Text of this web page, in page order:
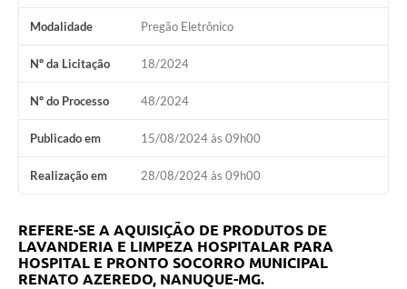
Modalidade Pregão Eletrônico
Nº da Licitação 18/2024
Nº do Processo 48/2024
Publicado em 15/08/2024 às 09h00
Realização em 28/08/2024 às 09h00
REFERE-SE A AQUISIÇÃO DE PRODUTOS DE
LAVANDERIA E LIMPEZA HOSPITALAR PARA
HOSPITAL E PRONTO SOCORRO MUNICIPAL
RENATO AZEREDO, NANUQUE-MG.